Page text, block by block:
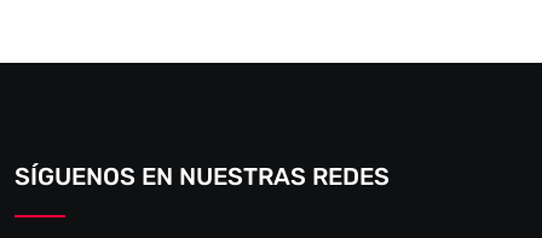
SÍGUENOS EN NUESTRAS REDES